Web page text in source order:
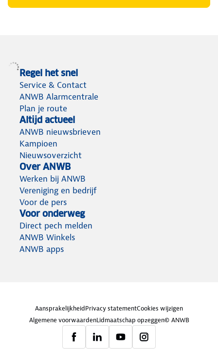
Regel het snel
Service & Contact
ANWB Alarmcentrale
Plan je route
Altijd actueel
ANWB nieuwsbrieven
Kampioen
Nieuwsoverzicht
Over ANWB
Werken bij ANWB
Vereniging en bedrijf
Voor de pers
Voor onderweg
Direct pech melden
ANWB Winkels
ANWB apps
AansprakelijkheidPrivacy statementCookies wijzigen
Algemene voorwaardenLidmaatschap opzeggen© ANWB